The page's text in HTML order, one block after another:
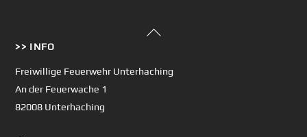
Back
>> INFO
Freiwillige Feuerwehr Unterhaching
An der Feuerwache 1
82008 Unterhaching